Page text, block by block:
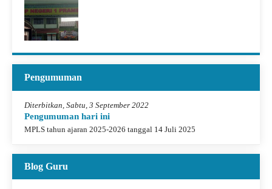
Pengumuman
Diterbitkan, Sabtu, 3 September 2022
Pengumuman hari ini
MPLS tahun ajaran 2025-2026 tanggal 14 Juli 2025
Blog Guru